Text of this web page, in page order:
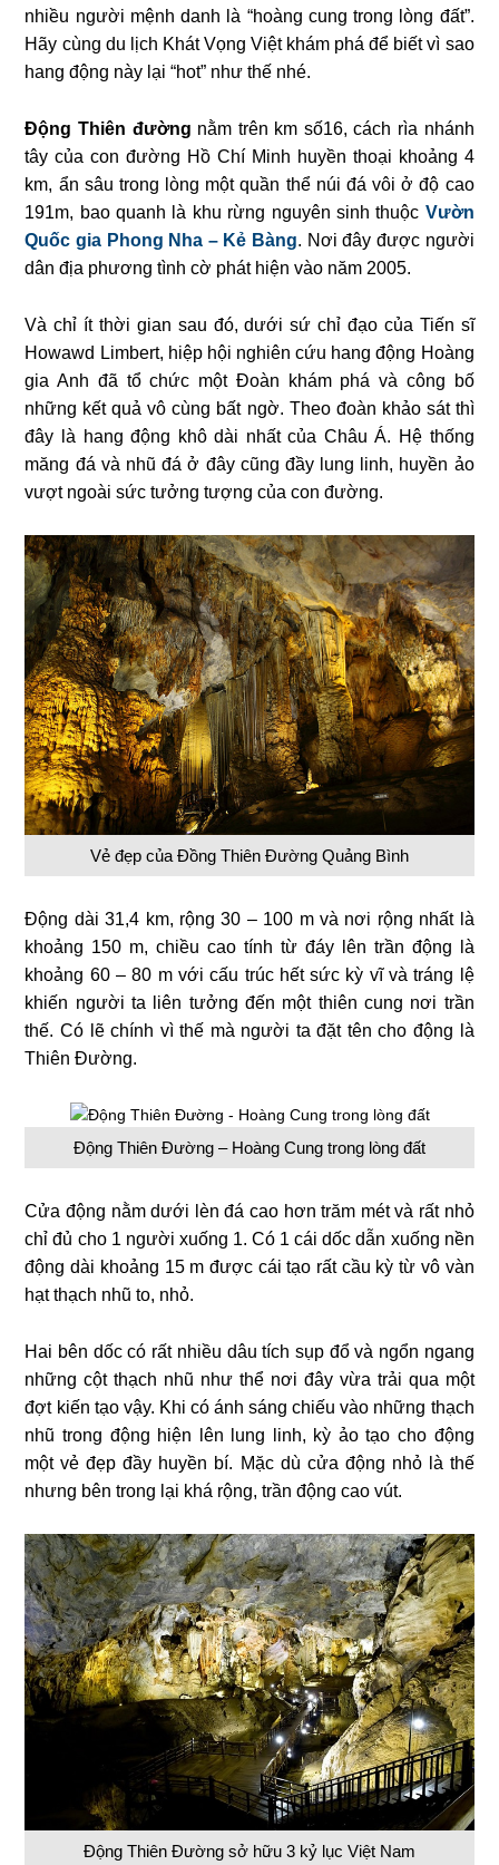
nhiều người mệnh danh là “hoàng cung trong lòng đất”.
Hãy cùng du lịch Khát Vọng Việt khám phá để biết vì sao
hang động này lại “hot” như thế nhé.
Động Thiên đường nằm trên km số16, cách rìa nhánh
tây của con đường Hồ Chí Minh huyền thoại khoảng 4
km, ẩn sâu trong lòng một quần thể núi đá vôi ở độ cao
191m, bao quanh là khu rừng nguyên sinh thuộc Vườn
Quốc gia Phong Nha – Kẻ Bàng. Nơi đây được người
dân địa phương tình cờ phát hiện vào năm 2005.
Và chỉ ít thời gian sau đó, dưới sứ chỉ đạo của Tiến sĩ
Howawd Limbert, hiệp hội nghiên cứu hang động Hoàng
gia Anh đã tổ chức một Đoàn khám phá và công bố
những kết quả vô cùng bất ngờ. Theo đoàn khảo sát thì
đây là hang động khô dài nhất của Châu Á. Hệ thống
măng đá và nhũ đá ở đây cũng đầy lung linh, huyền ảo
vượt ngoài sức tưởng tượng của con đường.
Vẻ đẹp của Đồng Thiên Đường Quảng Bình
Động dài 31,4 km, rộng 30 – 100 m và nơi rộng nhất là
khoảng 150 m, chiều cao tính từ đáy lên trần động là
khoảng 60 – 80 m với cấu trúc hết sức kỳ vĩ và tráng lệ
khiến người ta liên tưởng đến một thiên cung nơi trần
thế. Có lẽ chính vì thế mà người ta đặt tên cho động là
Thiên Đường.
Động Thiên Đường – Hoàng Cung trong lòng đất
Cửa động nằm dưới lèn đá cao hơn trăm mét và rất nhỏ
chỉ đủ cho 1 người xuống 1. Có 1 cái dốc dẫn xuống nền
động dài khoảng 15 m được cái tạo rất cầu kỳ từ vô vàn
hạt thạch nhũ to, nhỏ.
Hai bên dốc có rất nhiều dâu tích sụp đổ và ngổn ngang
những cột thạch nhũ như thể nơi đây vừa trải qua một
đợt kiến tạo vậy. Khi có ánh sáng chiếu vào những thạch
nhũ trong động hiện lên lung linh, kỳ ảo tạo cho động
một vẻ đẹp đầy huyền bí. Mặc dù cửa động nhỏ là thế
nhưng bên trong lại khá rộng, trần động cao vút.
Động Thiên Đường sở hữu 3 kỷ lục Việt Nam